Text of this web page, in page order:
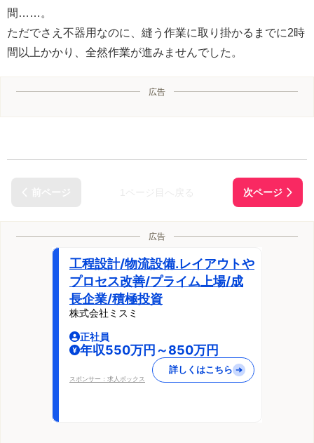
間……。
ただでさえ不器用なのに、縫う作業に取り掛かるまでに2時
間以上かかり、全然作業が進みませんでした。
広告
広告
工程設計/物流設備.レイアウトや
プロセス改善/プライム上場/成
長企業/積極投資
株式会社ミスミ
正社員
年収550万円～850万円
スポンサー：求人ボックス
詳しくはこちら